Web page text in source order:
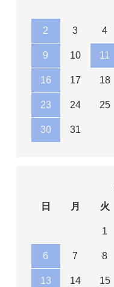
2 3 4
9 10 11
16 17 18
23 24 25
30 31
日 月 火
1
6 7 8
13 14 15